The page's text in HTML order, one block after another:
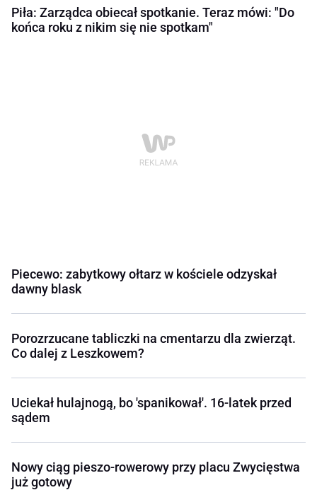
Piła: Zarządca obiecał spotkanie. Teraz mówi: "Do
końca roku z nikim się nie spotkam"
Piecewo: zabytkowy ołtarz w kościele odzyskał
dawny blask
Porozrzucane tabliczki na cmentarzu dla zwierząt.
Co dalej z Leszkowem?
Uciekał hulajnogą, bo 'spanikował'. 16-latek przed
sądem
Nowy ciąg pieszo-rowerowy przy placu Zwycięstwa
już gotowy